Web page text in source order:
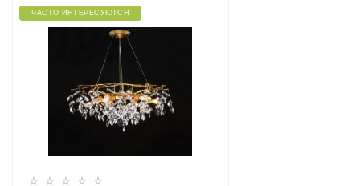
ЧАСТО ИНТЕРЕСУЮТСЯ